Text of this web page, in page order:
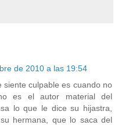
de 2010 a las 19:54
siente culpable es cuando no
es el autor material del
lo que le dice su hijastra,
hermana, que lo saca del